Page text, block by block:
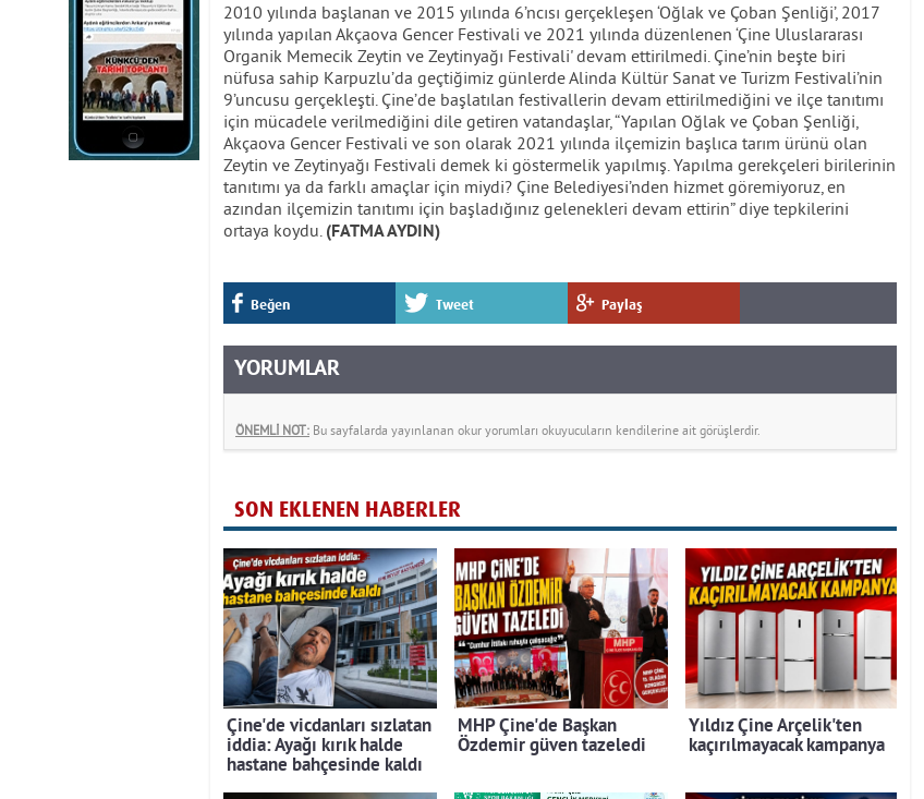
2010 yılında başlanan ve 2015 yılında 6’ncısı gerçekleşen ‘Oğlak ve Çoban Şenliği’, 2017
yılında yapılan Akçaova Gencer Festivali ve 2021 yılında düzenlenen ‘Çine Uluslararası
Organik Memecik Zeytin ve Zeytinyağı Festivali' devam ettirilmedi. Çine’nin beşte biri
nüfusa sahip Karpuzlu’da geçtiğimiz günlerde Alinda Kültür Sanat ve Turizm Festivali’nin
9’uncusu gerçekleşti. Çine’de başlatılan festivallerin devam ettirilmediğini ve ilçe tanıtımı
için mücadele verilmediğini dile getiren vatandaşlar, “Yapılan Oğlak ve Çoban Şenliği,
Akçaova Gencer Festivali ve son olarak 2021 yılında ilçemizin başlıca tarım ürünü olan
Zeytin ve Zeytinyağı Festivali demek ki göstermelik yapılmış. Yapılma gerekçeleri birilerinin
tanıtımı ya da farklı amaçlar için miydi? Çine Belediyesi’nden hizmet göremiyoruz, en
azından ilçemizin tanıtımı için başladığınız gelenekleri devam ettirin” diye tepkilerini
ortaya koydu. (FATMA AYDIN)
Beğen Tweet Paylaş
YORUMLAR
ÖNEMLİ NOT: Bu sayfalarda yayınlanan okur yorumları okuyucuların kendilerine ait görüşlerdir.
SON EKLENEN HABERLER
Çine'de vicdanları sızlatan
iddia: Ayağı kırık halde
hastane bahçesinde kaldı
MHP Çine'de Başkan
Özdemir güven tazeledi
Yıldız Çine Arçelik'ten
kaçırılmayacak kampanya